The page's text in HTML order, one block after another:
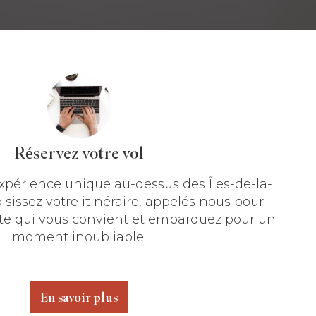
Réservez votre vol
unique au-dessus des Îles-de-la-
votre itinéraire, appelés nous pour
qui vous convient et embarquez pour un
moment inoubliable.
En savoir plus